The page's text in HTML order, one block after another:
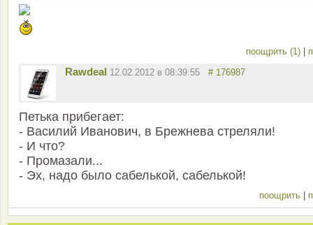
поощрить (1)
Rawdeal 12.02.2012 в 08:39:55 # 176987
Петька прибегает:
- Василий Иванович, в Брежнева стреляли!
- И что?
- Промазали...
- Эх, надо было сабелькой, сабелькой!
поощрить